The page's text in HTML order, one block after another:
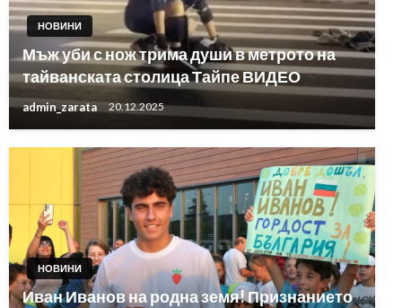
НОВИНИ
Мъж уби с нож трима души в метрото на
тайванската столица Тайпе ВИДЕО
admin_zarata 20.12.2025
НОВИНИ
Иван Иванов на родна земя! Признанието